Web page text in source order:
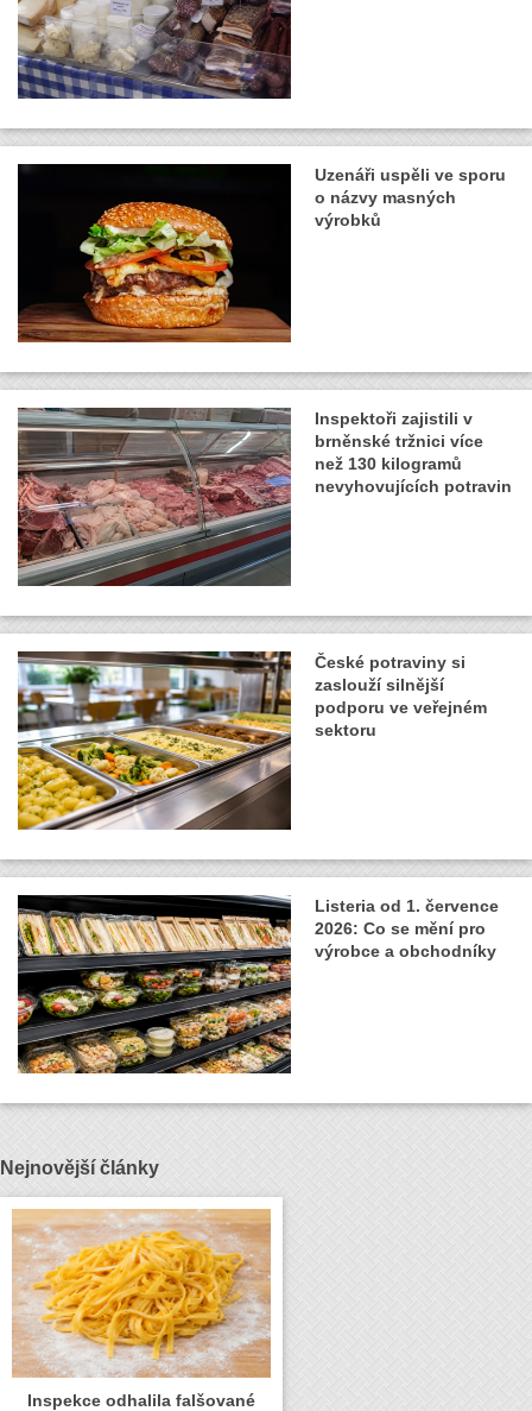
Uzenáři uspěli ve sporu
o názvy masných
výrobků
Inspektoři zajistili v
brněnské tržnici více
než 130 kilogramů
nevyhovujících potravin
České potraviny si
zaslouží silnější
podporu ve veřejném
sektoru
Listeria od 1. července
2026: Co se mění pro
výrobce a obchodníky
Nejnovější články
Inspekce odhalila falšované